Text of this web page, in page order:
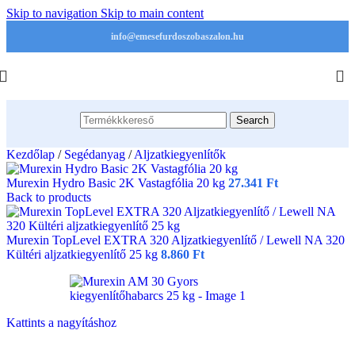
Skip to navigation Skip to main content
info@emesefurdoszobaszalon.hu
Search
Kezdőlap / Segédanyag / Aljzatkiegyenlítők
Murexin Hydro Basic 2K Vastagfólia 20 kg 27.341 Ft
Back to products
Murexin TopLevel EXTRA 320 Aljzatkiegyenlítő / Lewell NA 320
Kültéri aljzatkiegyenlítő 25 kg 8.860 Ft
Kattints a nagyításhoz